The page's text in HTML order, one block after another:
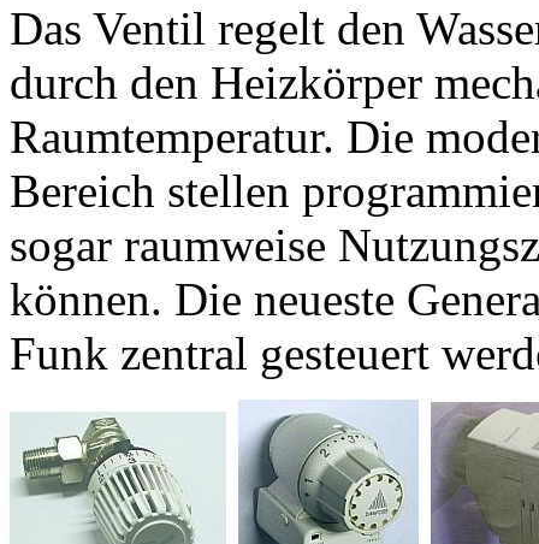
Das Ventil regelt den
durch den Heizkörper
Raumtemperatur. Die
Bereich stellen
sogar raumweise
können. Die neueste
Funk zentral gesteuert